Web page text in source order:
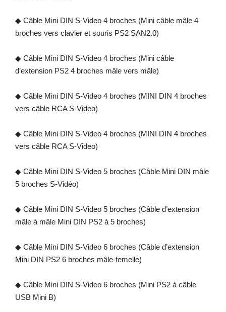
◆ Câble Mini DIN S-Video 4 broches (Mini câble mâle 4
broches vers clavier et souris PS2 SAN2.0)
◆ Câble Mini DIN S-Video 4 broches (Mini câble
d’extension PS2 4 broches mâle vers mâle)
◆ Câble Mini DIN S-Video 4 broches (MINI DIN 4 broches
vers câble RCA S-Video)
◆ Câble Mini DIN S-Video 4 broches (MINI DIN 4 broches
vers câble RCA S-Video)
◆ Câble Mini DIN S-Video 5 broches (Câble Mini DIN mâle
5 broches S-Vidéo)
◆ Câble Mini DIN S-Video 5 broches (Câble d’extension
mâle à mâle Mini DIN PS2 à 5 broches)
◆ Câble Mini DIN S-Video 6 broches (Câble d’extension
Mini DIN PS2 6 broches mâle-femelle)
◆ Câble Mini DIN S-Video 6 broches (Mini PS2 à câble
USB Mini B)